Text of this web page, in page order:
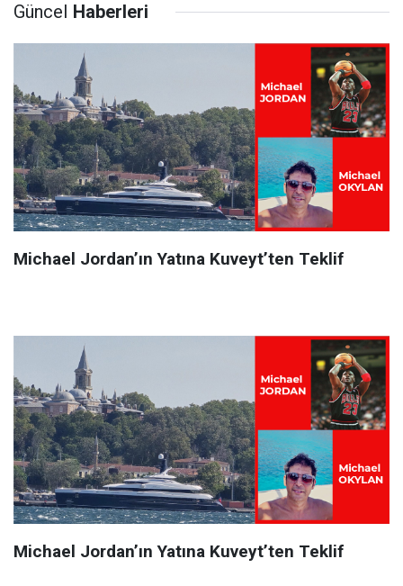
Güncel Haberleri
Michael Jordan’ın Yatına Kuveyt’ten Teklif
Michael Jordan’ın Yatına Kuveyt’ten Teklif